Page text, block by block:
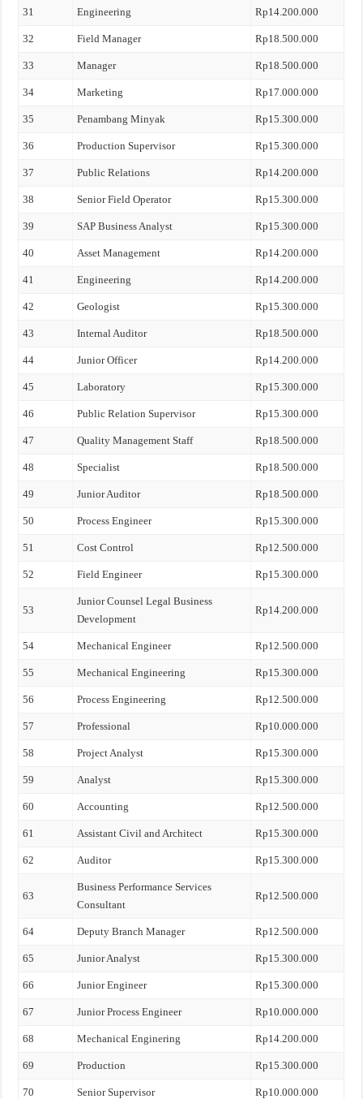
31 Engineering Rp14.200.000
32 Field Manager Rp18.500.000
33 Manager Rp18.500.000
34 Marketing Rp17.000.000
35 Penambang Minyak Rp15.300.000
36 Production Supervisor Rp15.300.000
37 Public Relations Rp14.200.000
38 Senior Field Operator Rp15.300.000
39 SAP Business Analyst Rp15.300.000
40 Asset Management Rp14.200.000
41 Engineering Rp14.200.000
42 Geologist Rp15.300.000
43 Internal Auditor Rp18.500.000
44 Junior Officer Rp14.200.000
45 Laboratory Rp15.300.000
46 Public Relation Supervisor Rp15.300.000
47 Quality Management Staff Rp18.500.000
48 Specialist Rp18.500.000
49 Junior Auditor Rp18.500.000
50 Process Engineer Rp15.300.000
51 Cost Control Rp12.500.000
52 Field Engineer Rp15.300.000
53
Junior Counsel Legal Business
Development
Rp14.200.000
54 Mechanical Engineer Rp12.500.000
55 Mechanical Engineering Rp15.300.000
56 Process Engineering Rp12.500.000
57 Professional Rp10.000.000
58 Project Analyst Rp15.300.000
59 Analyst Rp15.300.000
60 Accounting Rp12.500.000
61 Assistant Civil and Architect Rp15.300.000
62 Auditor Rp15.300.000
63
Business Performance Services
Consultant
Rp12.500.000
64 Deputy Branch Manager Rp12.500.000
65 Junior Analyst Rp15.300.000
66 Junior Engineer Rp15.300.000
67 Junior Process Engineer Rp10.000.000
68 Mechanical Enginering Rp14.200.000
69 Production Rp15.300.000
70 Senior Supervisor Rp10.000.000